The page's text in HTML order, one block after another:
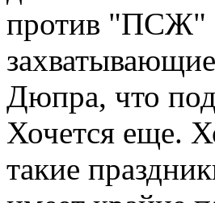
против "ПСЖ"
Дюпра, что
Хочется еще.
такие